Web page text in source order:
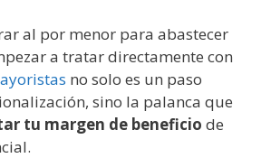
al por menor para abastecer
a tratar directamente con
no solo es un paso
sino la palanca que
tu margen de beneficio de